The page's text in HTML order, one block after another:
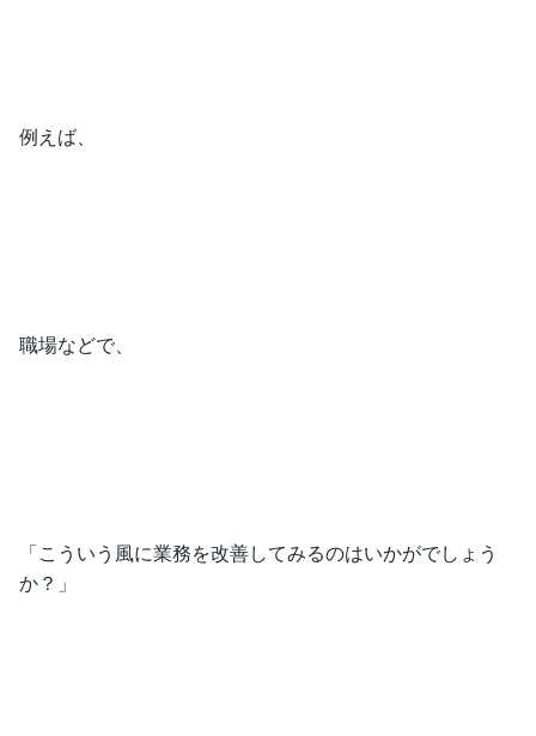
例えば、
職場などで、
「こういう風に業務を改善してみるのはいかがでしょう
か？」